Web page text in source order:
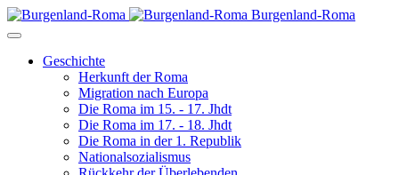
Burgenland-Roma
Geschichte
Herkunft der Roma
Migration nach Europa
Die Roma im 15. - 17. Jhdt
Die Roma im 17. - 18. Jhdt
Die Roma in der 1. Republik
Nationalsozialismus